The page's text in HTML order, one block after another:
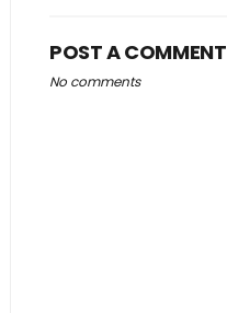
POST A COMMENT
No comments